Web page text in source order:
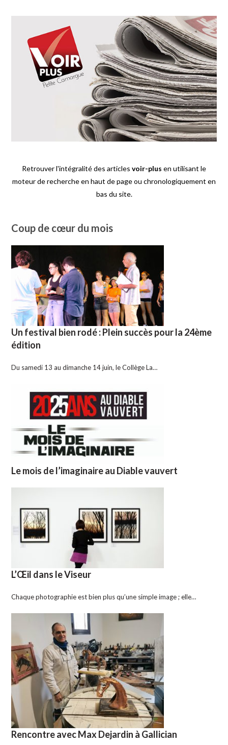
Retrouver l'intégralité des articles voir-plus en utilisant le
moteur de recherche en haut de page ou chronologiquement en
bas du site.
Coup de cœur du mois
Un festival bien rodé : Plein succès pour la 24ème
édition
Du samedi 13 au dimanche 14 juin, le Collège La…
Le mois de l’imaginaire au Diable vauvert
L’Œil dans le Viseur
Chaque photographie est bien plus qu’une simple image ; elle…
Rencontre avec Max Dejardin à Gallician